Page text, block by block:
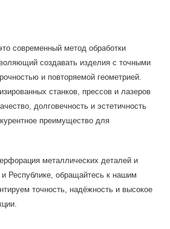
современный метод обработки
создавать изделия с точными
и повторяемой геометрией.
станков, прессов и лазеров
долговечность и эстетичность
преимущество для
металлических деталей и
и Республике, обращайтесь к нашим
точность, надёжность и высокое